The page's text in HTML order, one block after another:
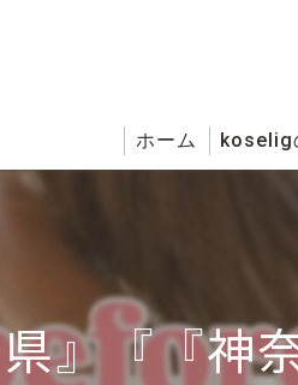
ホーム koselig
県』『『